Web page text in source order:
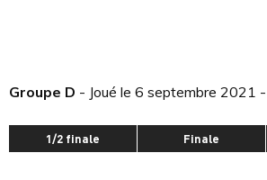
Groupe D - Joué le 6 septembre 2021 -
1/2 finale Finale